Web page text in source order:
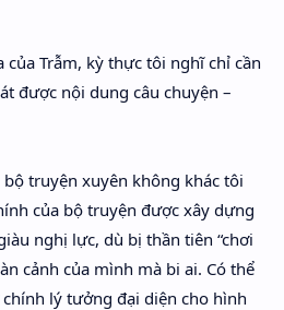
của Trẫm, kỳ thực tôi nghĩ chỉ cần
được nội dung câu chuyện –
truyện xuyên không khác tôi
của bộ truyện được xây dựng
nghị lực, dù bị thần tiên “chơi
cảnh của mình mà bi ai. Có thể
lý tưởng đại diện cho hình